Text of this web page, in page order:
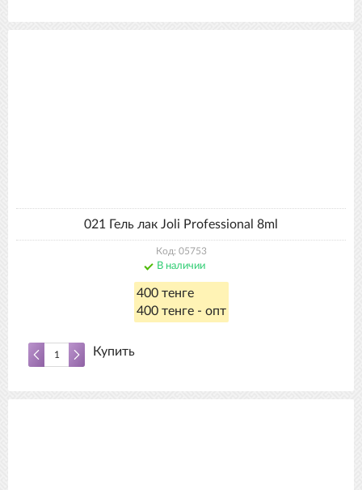
021 Гель лак Joli Professional 8ml
Код: 05753
В наличии
400 тенге
400 тенге - опт
Купить